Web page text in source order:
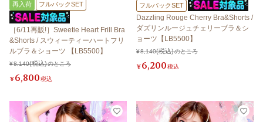
再入荷 フルバックSET
［6/11再販!］Sweetie Heart Frill Bra
&Shorts / スウィーティーハートフリ
ルブラ＆ショーツ 【LB5500】
¥8,140 のところ
¥6,800税込
フルバックSET
Dazzling Rouge Cherry Bra&Shorts /
ダズリンルージュチェリーブラ＆シ
ョーツ【LB5500】
¥8,140 のところ
¥6,200税込